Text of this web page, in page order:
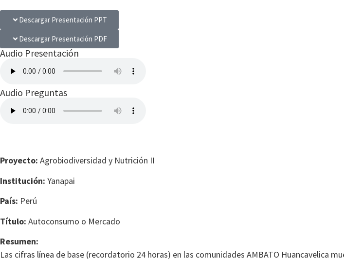
Descargar Presentación PPT
Descargar Presentación PDF
Audio Presentación
Audio Preguntas
Proyecto: Agrobiodiversidad y Nutrición II
Institución: Yanapai
País: Perú
Título: Autoconsumo o Mercado
Resumen:
Las cifras línea de base (recordatorio 24 horas) en las comunidades AMBATO Huancavelica